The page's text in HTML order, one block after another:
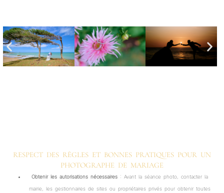
RESPECT DES RÈGLES ET BONNES PRATIQUES POUR UN
PHOTOGRAPHE DE MARIAGE
Obtenir les autorisations nécessaires: Avant la séance photo, contacter la
mairie, les gestionnaires de sites ou propriétaires privés pour obtenir toutes